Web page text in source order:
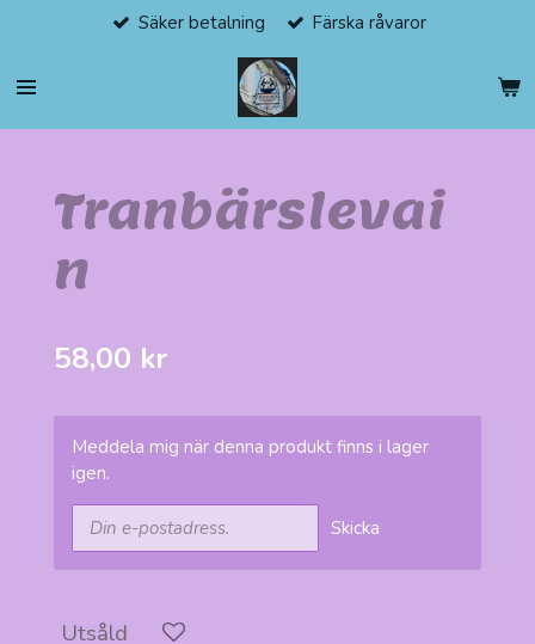
huvudinnehållet
Säker betalning Färska råvaror
Tranbärslevai
n
58,00 kr
Meddela mig när denna produkt finns i lager
igen.
Skicka
Utsåld